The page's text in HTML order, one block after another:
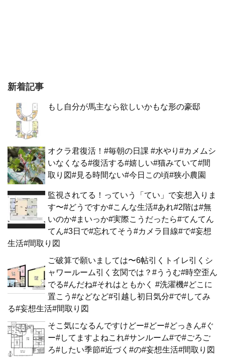
新着記事
もし自分が馬主なら欲しいかもな形の豪邸
オクラ君復活！#毎朝の日課 #水やり#カメムシ
いなくなる#復活する#嬉しい#猫みていて#間
取り図#見る時間ない#今日この頃#狭小農園
監視されてる！っていう「てい」で妄想入りま
す〜#どうですか#こんな生活#あれ#2階は#無
いのか#まいっか#実際こうだったら#てんてん
てん#3日で#忘れてそう#カメラ目線#で#妄想
生活#間取り図
ご破算で願いましては〜6帖引くトイレ引くシ
ャワールーム引く玄関では？#ううむ#時空歪ん
でる#んだね#それはともかく #洗濯機#どこに
置こう#などなど#引越し初日気分#で#してみ
る#妄想生活#間取り図
そこ気になるんですけどー#どー#どっきん#ぐ
ー#してますよねこれ#サンルーム#で#ごろご
ろ#したい季節#近づく#の#妄想生活#間取り図